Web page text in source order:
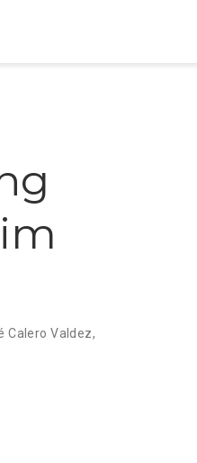
Calero Valdez,